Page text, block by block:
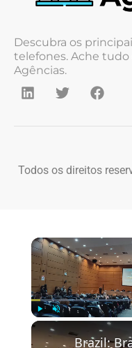
Descubra os
telefones. Ache tudo
Agências.
Todos os direitos
Unmute